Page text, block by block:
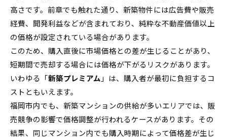
高さです。前章でも触れた通り、新築物件には広告費や販売
経費、開発利益などが含まれており、純粋な不動産価値以上
の価格が設定されている場合があります。
このため、購入直後に市場価格との差が生じることがあり、
短期間で売却する場合には価格が下がるリスクがあります。
いわゆる「新築プレミアム 」は、購入者が最初に負担するコ
ストともいえます。
福岡市内でも、新築マンションの供給が多いエリアでは、販
売競争の影響で価格調整が行われるケースがあります。その
結果、同じマンション内でも購入時期によって価格差が生じ